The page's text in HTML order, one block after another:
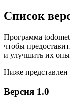
Список
Программа
чтобы
и улучшить их
Ниже представлен
Версия 1.0